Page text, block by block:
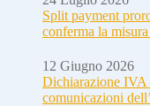
Split payment
conferma la
12 Giugno 2026
Dichiarazione IVA
comunicazioni